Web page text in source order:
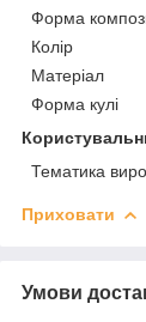
Форма
Колір
Матеріал
Форма кулі
Тематика
Приховати
Умови